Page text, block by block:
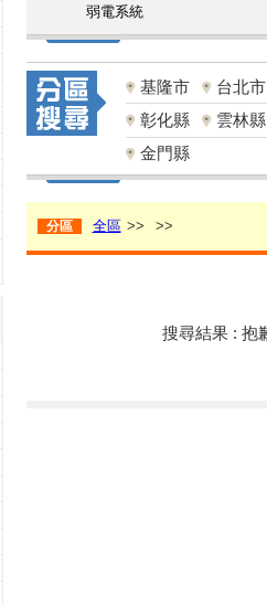
弱電系統
基隆市
台北市
彰化縣
雲林縣
金門縣
分區 全區 >> >>
搜尋結果 : 抱